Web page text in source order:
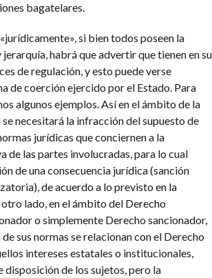
bagatelares.
si bien todos poseen la
habrá que advertir que tienen en su
de regulación, y esto puede verse
de coerción ejercido por el Estado. Para
algunos ejemplos. Así en el ámbito de la
necesitará la infracción del supuesto de
jurídicas que conciernen a la
de las partes involucradas, para lo cual
de una consecuencia jurídica (sanción
de acuerdo a lo previsto en la
lado, en el ámbito del Derecho
o simplemente Derecho sancionador,
sus normas se relacionan con el Derecho
intereses estatales o institucionales,
disposición de los sujetos, pero la